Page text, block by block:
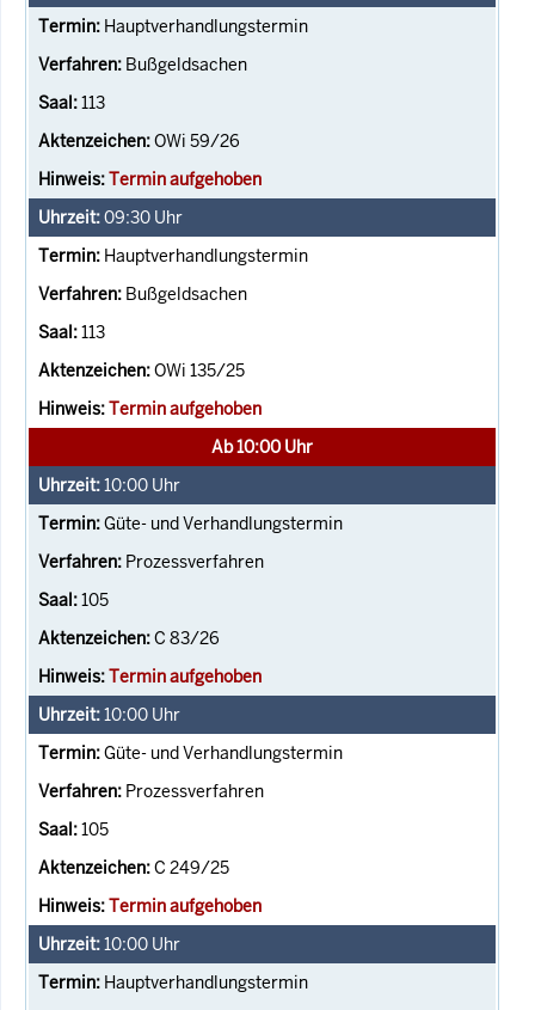
Hauptverhandlungstermin
Bußgeldsachen
113
OWi 59/26
Termin aufgehoben
09:30 Uhr
Hauptverhandlungstermin
Bußgeldsachen
113
OWi 135/25
Termin aufgehoben
Ab 10:00 Uhr
10:00 Uhr
Güte- und Verhandlungstermin
Prozessverfahren
105
C 83/26
Termin aufgehoben
10:00 Uhr
Güte- und Verhandlungstermin
Prozessverfahren
105
C 249/25
Termin aufgehoben
10:00 Uhr
Hauptverhandlungstermin